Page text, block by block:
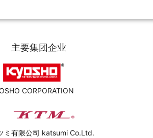
主要集团企业
CORPORATION
ミ有限公司 katsumi Co.Ltd.